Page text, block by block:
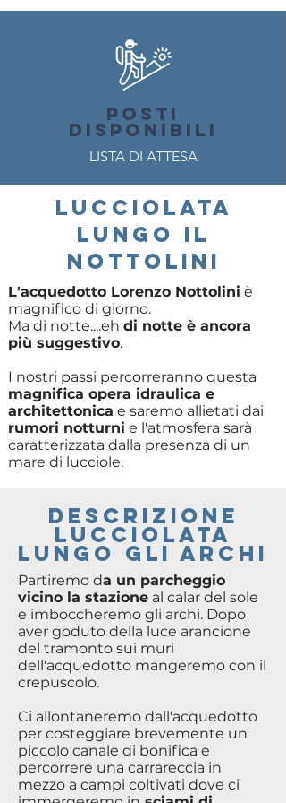
POSTI
DISPONIBILI
LISTA DI ATTESA
LUCCIOLATA
LUNGO IL
NOTTOLINI
L'acquedotto Lorenzo Nottolini è
magnifico di giorno.
Ma di notte....eh di notte è ancora
più suggestivo.
I nostri passi percorreranno questa
magnifica opera idraulica e
architettonica e saremo allietati dai
rumori notturni e l'atmosfera sarà
caratterizzata dalla presenza di un
mare di lucciole.
DESCRIZIONE
LUCCIOLATA
LUNGO GLI ARCHI
Partiremo da un parcheggio
vicino la stazione al calar del sole
e imboccheremo gli archi. Dopo
aver goduto della luce arancione
del tramonto sui muri
dell'acquedotto mangeremo con il
crepuscolo.
Ci allontaneremo dall'acquedotto
per costeggiare brevemente un
piccolo canale di bonifica e
percorrere una carrareccia in
mezzo a campi coltivati dove ci